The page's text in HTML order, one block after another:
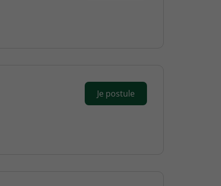
Je postule